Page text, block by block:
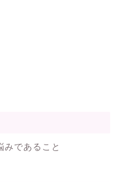
みであること